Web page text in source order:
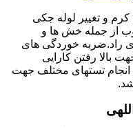
و تغییر لوله جکی
از جمله خش ها و
راد.ضربه خوردگی های
بالا رفتن کارایی
تستهای مختلف جهت